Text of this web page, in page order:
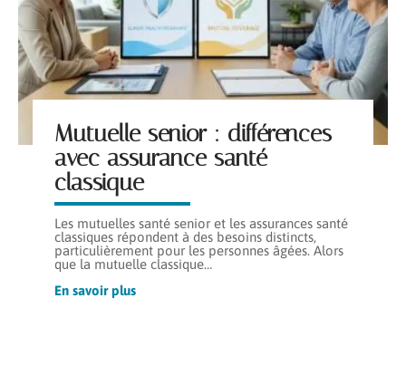
Mutuelle senior : différences
avec assurance santé
classique
Les mutuelles santé senior et les assurances santé
classiques répondent à des besoins distincts,
particulièrement pour les personnes âgées. Alors
que la mutuelle classique…
En savoir plus